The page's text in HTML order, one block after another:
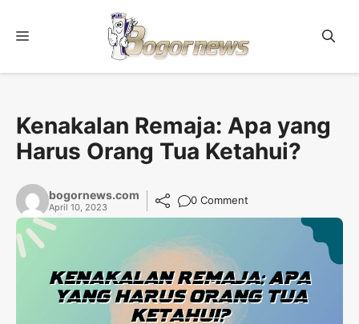
Menu
Kenakalan Remaja: Apa yang
Harus Orang Tua Ketahui?
bogornews.com
April 10, 2023
0 Comment